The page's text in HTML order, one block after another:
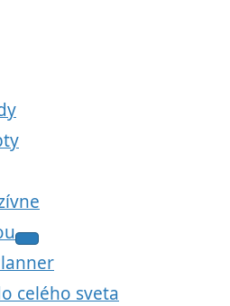
celého sveta